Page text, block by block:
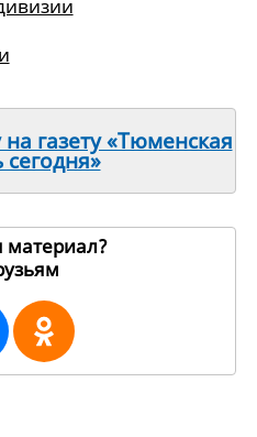
газету «Тюменская
сегодня»
материал?